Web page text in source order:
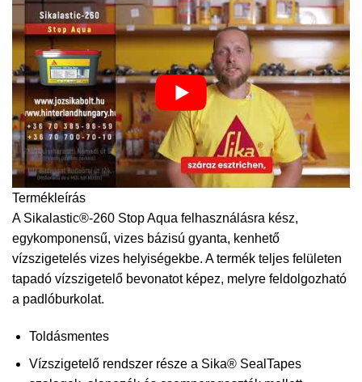
Termékleírás
A Sikalastic®-260 Stop Aqua felhasználásra kész,
egykomponensű, vizes bázisú gyanta, kenhető
vízszigetelés vizes helyiségekbe. A termék teljes felületen
tapadó vízszigetelő bevonatot képez, melyre feldolgozható
a padlóburkolat.
Toldásmentes
Vízszigetelő rendszer része a Sika® SealTapes